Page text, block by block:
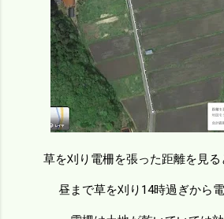
草を刈り電柵を張った距離を見る
昼まで草を刈り14時過ぎから電